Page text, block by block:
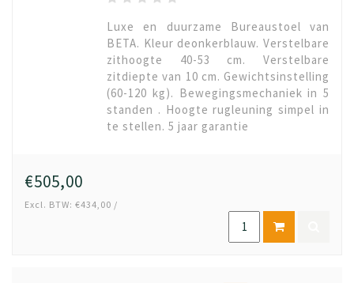
Luxe en duurzame Bureaustoel van
BETA. Kleur deonkerblauw. Verstelbare
zithoogte 40-53 cm. Verstelbare
zitdiepte van 10 cm. Gewichtsinstelling
(60-120 kg). Bewegingsmechaniek in 5
standen . Hoogte rugleuning simpel in
te stellen. 5 jaar garantie
€505,00
Excl. BTW: €434,00 /